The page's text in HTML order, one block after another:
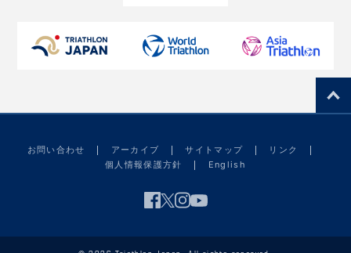
お問い合わせ アーカイブ サイトマップ
リンク
個人情報保護方針
English